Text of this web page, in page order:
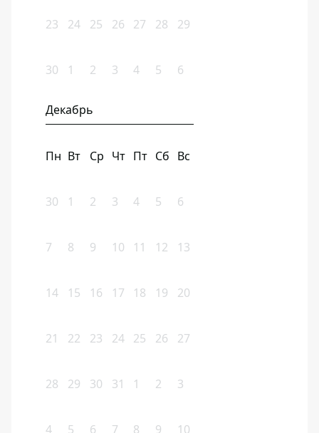
23 24 25 26 27 28 29
30 1 2 3 4 5 6
Декабрь
Пн Вт Ср Чт Пт Сб Вс
30 1 2 3 4 5 6
7 8 9 10 11 12 13
14 15 16 17 18 19 20
21 22 23 24 25 26 27
28 29 30 31 1 2 3
4 5 6 7 8 9 10